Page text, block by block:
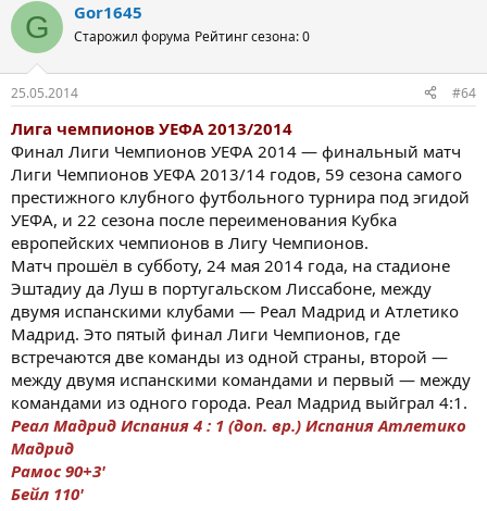
G Gor1645
Старожил форума Рейтинг сезона: 0
25.05.2014 #64
Лига чемпионов УЕФА 2013/2014
Финал Лиги Чемпионов УЕФА 2014 — финальный матч
Лиги Чемпионов УЕФА 2013/14 годов, 59 сезона самого
престижного клубного футбольного турнира под эгидой
УЕФА, и 22 сезона после переименования Кубка
европейских чемпионов в Лигу Чемпионов.
Матч прошёл в субботу, 24 мая 2014 года, на стадионе
Эштадиу да Луш в португальском Лиссабоне, между
двумя испанскими клубами — Реал Мадрид и Атлетико
Мадрид. Это пятый финал Лиги Чемпионов, где
встречаются две команды из одной страны, второй —
между двумя испанскими командами и первый — между
командами из одного города. Реал Мадрид выйграл 4:1.
Реал Мадрид Испания 4 : 1 (доп. вр.) Испания Атлетико
Мадрид
Рамос 90+3'
Бейл 110'